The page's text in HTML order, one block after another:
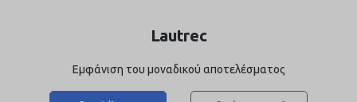
Lautrec
Εμφάνιση του μοναδικού αποτελέσματος